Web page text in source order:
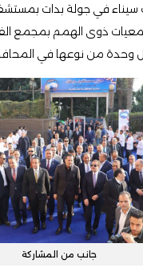
في جولة بدات
ذوى الهمم بمجمع
وحدة من نوعها في
جانب من المشاركة